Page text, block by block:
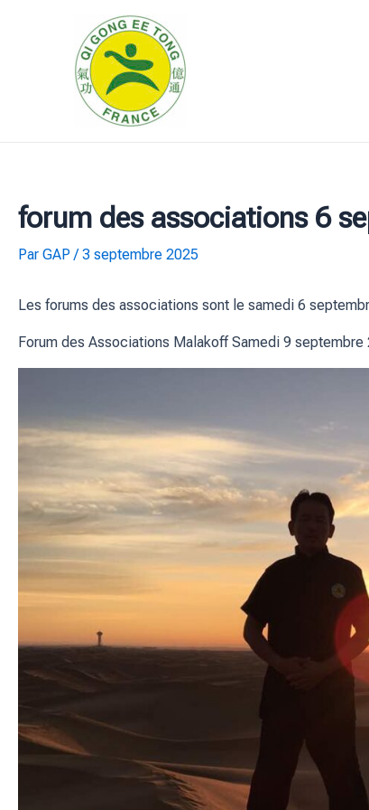
forum des associations 6
Par GAP/3 septembre 2025
Les forums des associations sont le samedi 6
Forum des Associations Malakoff Samedi 9